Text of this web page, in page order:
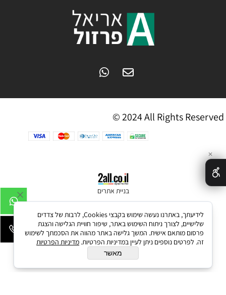
© 2024 All Rights Reserved
בניית אתרים
✕
לידיעתך, באתרנו נעשה שימוש בקבצי Cookies, לרבות של צדדים
שלישיים, לצורך ניתוח השימוש באתר, שיפור חוויית הגלישה והצגת
פרסום מותאם אישית. המשך גלישה באתר מהווה את הסכמתך לשימוש
זה. לפרטים נוספים ניתן לעיין במדיניות הפרטיות. מדיניות הפרטיות
מאשר